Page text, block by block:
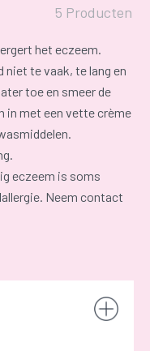
5 Producten
het eczeem.
niet te vaak, te lang en
toe en smeer de
in met een vette crème
eczeem is soms
Neem contact